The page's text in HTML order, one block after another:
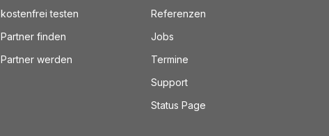
kostenfrei testen
Partner finden
Partner werden
Referenzen
Jobs
Termine
Support
Status Page